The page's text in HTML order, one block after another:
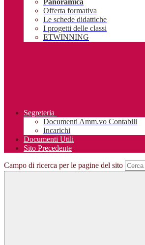
Panoramica
Offerta formativa
Le schede didattiche
I progetti delle classi
ETWINNING
Segreteria
Documenti Amm.vo Contabili
Incarichi
Documenti Utili
Sito Precedente
Campo di ricerca per le pagine del sito